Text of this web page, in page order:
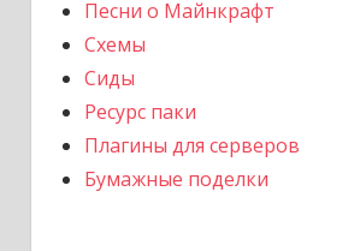
Песни о Майнкрафт
Схемы
Сиды
Ресурс паки
Плагины для серверов
Бумажные поделки